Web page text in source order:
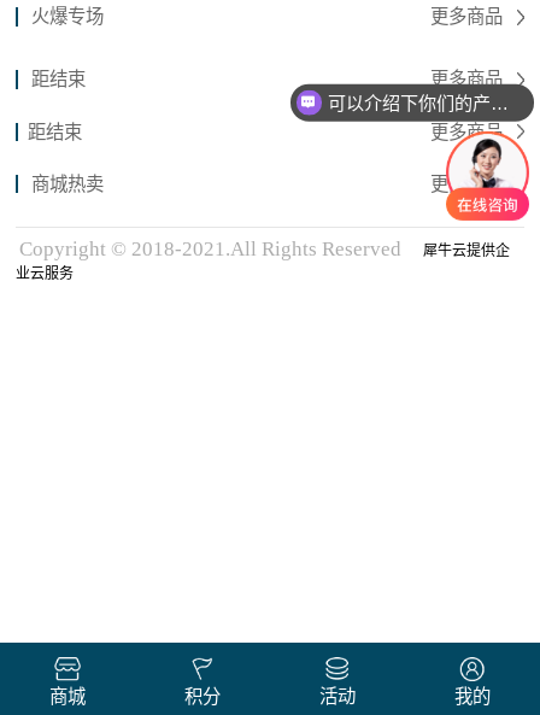
火爆专场 更多商品
距结束 更多商品
距结束 更多商品
商城热卖 更多商品
Copyright © 2018-2021.All Rights Reserved
犀牛云提供企
业云服务
商城 积分 活动 我的